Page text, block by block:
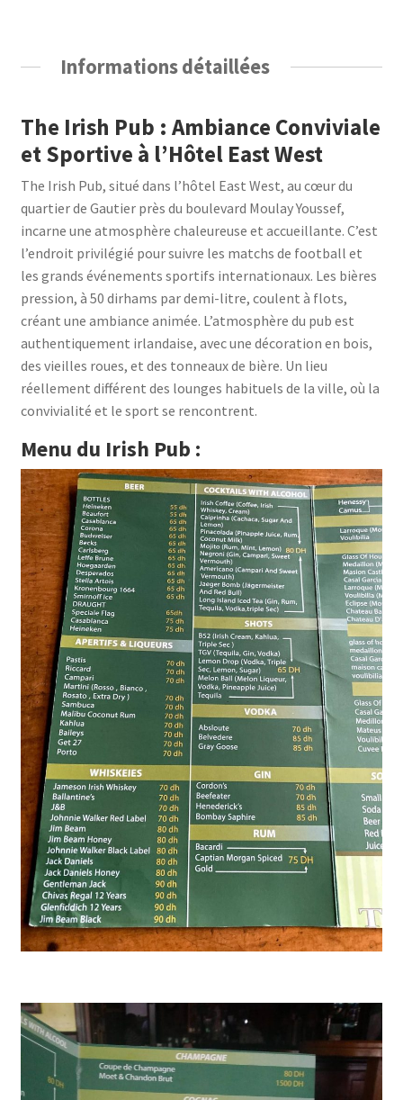
Informations détaillées
The Irish Pub : Ambiance Conviviale
et Sportive à l’Hôtel East West
The Irish Pub, situé dans l’hôtel East West, au cœur du
quartier de Gautier près du boulevard Moulay Youssef,
incarne une atmosphère chaleureuse et accueillante. C’est
l’endroit privilégié pour suivre les matchs de football et
les grands événements sportifs internationaux. Les bières
pression, à 50 dirhams par demi-litre, coulent à flots,
créant une ambiance animée. L’atmosphère du pub est
authentiquement irlandaise, avec une décoration en bois,
des vieilles roues, et des tonneaux de bière. Un lieu
réellement différent des lounges habituels de la ville, où la
convivialité et le sport se rencontrent.
Menu du Irish Pub :